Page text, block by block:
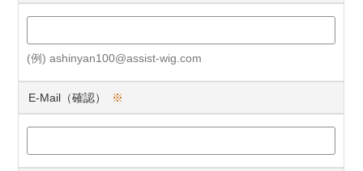
(例) ashinyan100@assist-wig.com
E-Mail（確認） ※